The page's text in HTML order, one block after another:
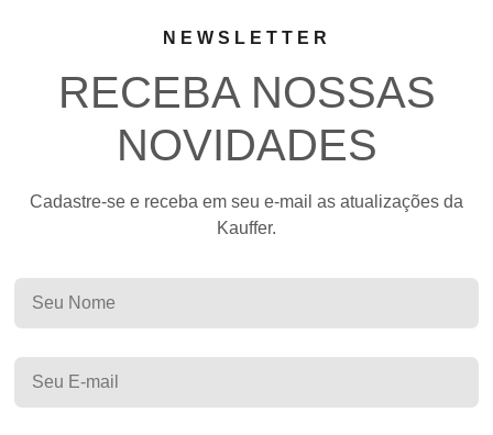
NEWSLETTER
RECEBA NOSSAS
NOVIDADES
Cadastre-se e receba em seu e-mail as atualizações da
Kauffer.